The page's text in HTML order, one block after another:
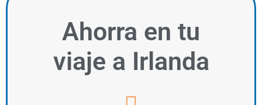
Ahorra en tu
viaje a Irlanda